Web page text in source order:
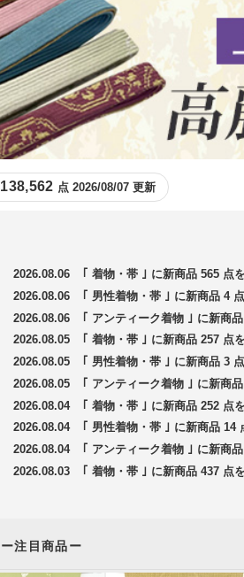
138,562 点 2026/08/07 更新
2026.08.06
｢ 着物・帯 ｣ に新商品 565 点
2026.08.06
｢ 男性着物・帯 ｣ に新商品 4
2026.08.06
｢ アンティーク着物 ｣ に新商
2026.08.05
｢ 着物・帯 ｣ に新商品 257 点
2026.08.05
｢ 男性着物・帯 ｣ に新商品 3
2026.08.05
｢ アンティーク着物 ｣ に新商
2026.08.04
｢ 着物・帯 ｣ に新商品 252 点
2026.08.04
｢ 男性着物・帯 ｣ に新商品 14
2026.08.04
｢ アンティーク着物 ｣ に新商
2026.08.03
｢ 着物・帯 ｣ に新商品 437 点
ー注目商品ー